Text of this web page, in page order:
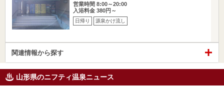
営業時間 8:00～20:00
入浴料金 380円～
日帰り 源泉かけ流し
関連情報から探す
山形県のニフティ温泉ニュース